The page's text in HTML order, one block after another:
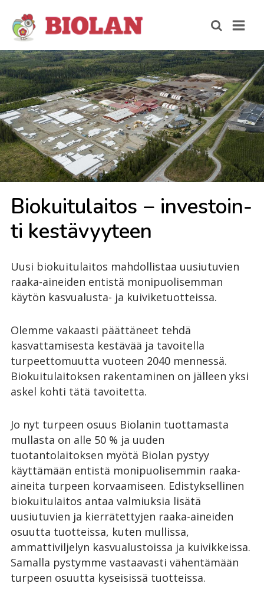
Bio­kui­tu­lai­tos − in­ves­toin­
ti kes­tä­vyy­teen
Uusi biokuitulaitos mahdollistaa uusiutuvien
raaka-aineiden entistä monipuolisemman
käytön kasvualusta- ja kuiviketuotteissa.
Olemme vakaasti päättäneet tehdä
kasvattamisesta kestävää ja tavoitella
turpeettomuutta vuoteen 2040 mennessä.
Biokuitulaitoksen rakentaminen on jälleen yksi
askel kohti tätä tavoitetta.
Jo nyt turpeen osuus Biolanin tuottamasta
mullasta on alle 50 % ja uuden
tuotantolaitoksen myötä Biolan pystyy
käyttämään entistä monipuolisemmin raaka-
aineita turpeen korvaamiseen. Edistyksellinen
biokuitulaitos antaa valmiuksia lisätä
uusiutuvien ja kierrätettyjen raaka-aineiden
osuutta tuotteissa, kuten mullissa,
ammattiviljelyn kasvualustoissa ja kuivikkeissa.
Samalla pystymme vastaavasti vähentämään
turpeen osuutta kyseisissä tuotteissa.